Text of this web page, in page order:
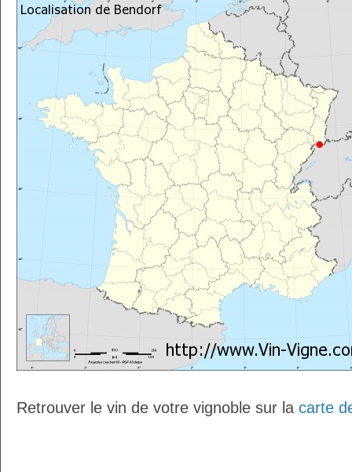
Retrouver le vin de votre vignoble sur la carte